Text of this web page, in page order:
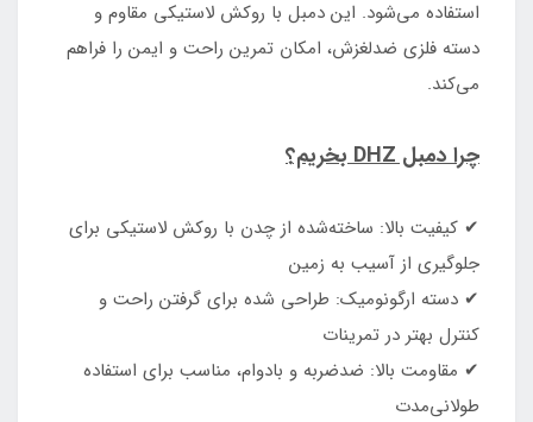
استفاده می‌شود. این دمبل با روکش لاستیکی مقاوم و
دسته فلزی ضدلغزش، امکان تمرین راحت و ایمن را فراهم
می‌کند.
چرا دمبل DHZ بخریم؟
✔ کیفیت بالا: ساخته‌شده از چدن با روکش لاستیکی برای
جلوگیری از آسیب به زمین
✔ دسته ارگونومیک: طراحی شده برای گرفتن راحت و
کنترل بهتر در تمرینات
✔ مقاومت بالا: ضدضربه و بادوام، مناسب برای استفاده
طولانی‌مدت